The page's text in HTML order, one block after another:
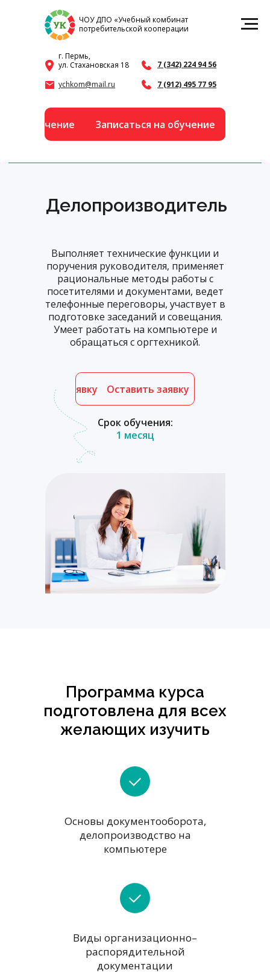
ЧОУ ДПО «Учебный комбинат
потребительской кооперации
обучение Записаться на обучение
ychkom@mail.ru
7 (342) 224 94 56
7 (912) 495 77 95
г. Пермь,
ул. Стахановская 18
Делопроизводитель
Выполняет технические функции и
поручения руководителя, применяет
рациональные методы работы с
посетителями и документами, ведет
телефонные переговоры, участвует в
подготовке заседаний и совещания.
Умеет работать на компьютере и
обращаться с оргтехникой.
Оставить заявку Оставить заявку
Срок обучения:
1 месяц
Программа курса
подготовлена для всех
желающих изучить
Основы документооборота,
делопроизводство на
компьютере
Виды организационно–
распорядительной
документации